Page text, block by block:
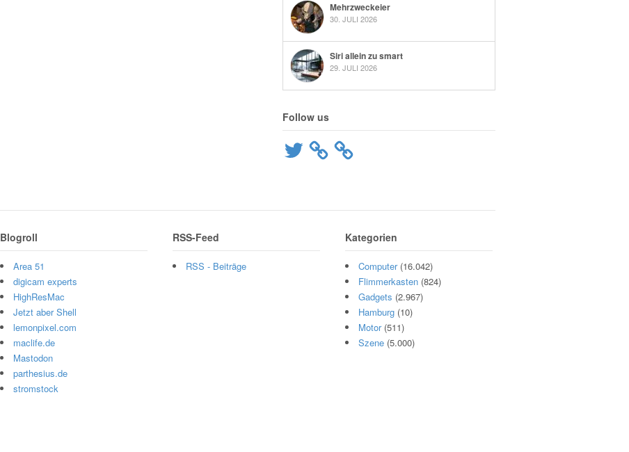
Mehrzweckeier
30. JULI 2026
Siri allein zu smart
29. JULI 2026
Follow us
Twitter
Blogroll
Area 51
digicam experts
HighResMac
Jetzt aber Shell
lemonpixel.com
maclife.de
Mastodon
parthesius.de
stromstock
RSS-Feed
RSS - Beiträge
Kategorien
Computer(16.042)
Flimmerkasten (824)
Gadgets (2.967)
Hamburg (10)
Motor(511)
Szene (5.000)